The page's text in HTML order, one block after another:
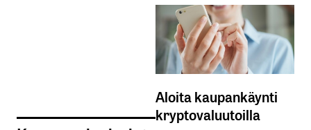
Aloita kaupankäynti
kryptovaluutoilla